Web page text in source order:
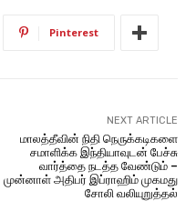
Pinterest
NEXT ARTICLE
மாலத்தீவின் நிதி நெருக்கடிகளை
சமாளிக்க இந்தியாவுடன் பேச்சு
வார்த்தை நடத்த வேண்டும் –
முன்னாள் அதிபர் இப்ராஹிம் முகமது
சோலி வலியுறுத்தல்